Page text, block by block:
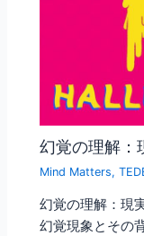
幻覚の理解：
Mind Matters,
幻覚の理解：現
幻覚現象とその